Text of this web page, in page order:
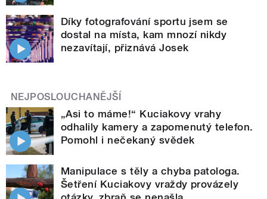
Díky fotografování sportu jsem se
dostal na místa, kam mnozí nikdy
nezavítají, přiznává Josek
NEJPOSLOUCHANĚJŠÍ
„Asi to máme!“ Kuciakovy vrahy
odhalily kamery a zapomenutý telefon.
Pomohl i nečekaný svědek
Manipulace s těly a chyba patologa.
Šetření Kuciakovy vraždy provázely